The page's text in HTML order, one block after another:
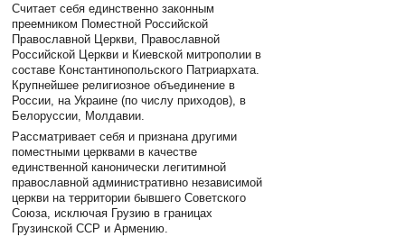
Считает себя единственно законным
преемником Поместной Российской
Православной Церкви, Православной
Российской Церкви и Киевской митрополии в
составе Константинопольского Патриархата.
Крупнейшее религиозное объединение в
России, на Украине (по числу приходов), в
Белоруссии, Молдавии.
Рассматривает себя и признана другими
поместными церквами в качестве
единственной канонически легитимной
православной административно независимой
церкви на территории бывшего Советского
Союза, исключая Грузию в границах
Грузинской ССР и Армению.